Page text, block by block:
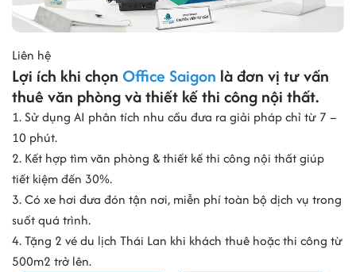
Liên hệ
Lợi ích khi chọn Office Saigon là đơn vị tư vấn
thuê văn phòng và thiết kế thi công nội thất.
1. Sử dụng AI phân tích nhu cầu đưa ra giải pháp chỉ từ 7 –
10 phút.
2. Kết hợp tìm văn phòng & thiết kế thi công nội thất giúp
tiết kiệm đến 30%.
3. Có xe hơi đưa đón tận nơi, miễn phí toàn bộ dịch vụ trong
suốt quá trình.
4. Tặng 2 vé du lịch Thái Lan khi khách thuê hoặc thi công từ
500m2 trở lên.